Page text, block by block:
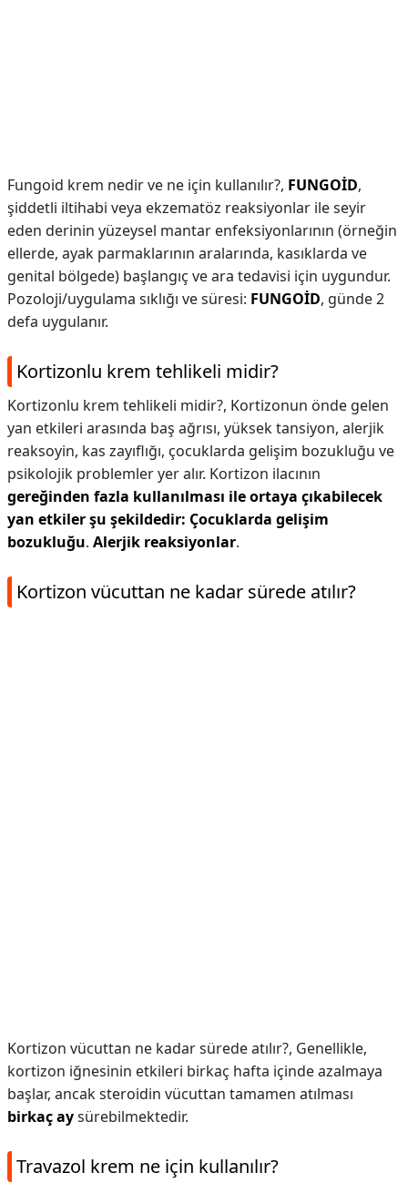
Fungoid krem nedir ve ne için kullanılır?, FUNGOİD,
şiddetli iltihabi veya ekzematöz reaksiyonlar ile seyir
eden derinin yüzeysel mantar enfeksiyonlarının (örneğin
ellerde, ayak parmaklarının aralarında, kasıklarda ve
genital bölgede) başlangıç ve ara tedavisi için uygundur.
Pozoloji/uygulama sıklığı ve süresi: FUNGOİD, günde 2
defa uygulanır.
Kortizonlu krem tehlikeli midir?
Kortizonlu krem tehlikeli midir?, Kortizonun önde gelen
yan etkileri arasında baş ağrısı, yüksek tansiyon, alerjik
reaksoyin, kas zayıflığı, çocuklarda gelişim bozukluğu ve
psikolojik problemler yer alır. Kortizon ilacının
gereğinden fazla kullanılması ile ortaya çıkabilecek
yan etkiler şu şekildedir: Çocuklarda gelişim
bozukluğu. Alerjik reaksiyonlar.
Kortizon vücuttan ne kadar sürede atılır?
Kortizon vücuttan ne kadar sürede atılır?, Genellikle,
kortizon iğnesinin etkileri birkaç hafta içinde azalmaya
başlar, ancak steroidin vücuttan tamamen atılması
birkaç aysürebilmektedir.
Travazol krem ne için kullanılır?